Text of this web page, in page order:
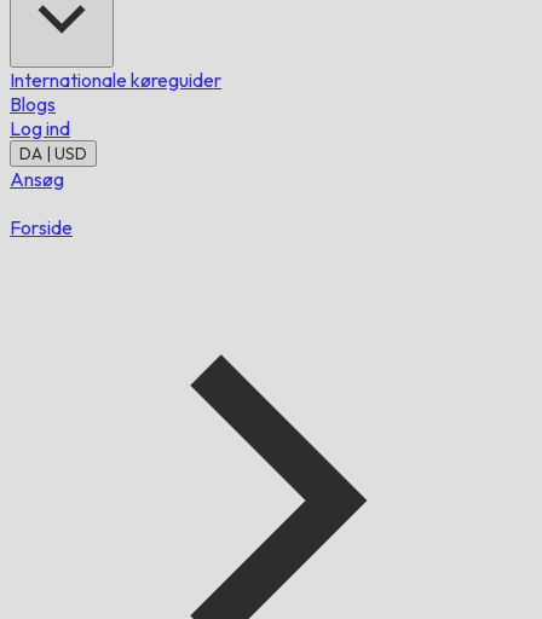
Internationale køreguider
Blogs
Log ind
DA | USD
Ansøg
Forside